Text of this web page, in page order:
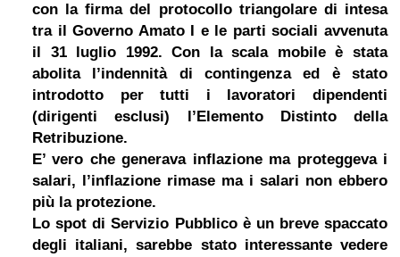
con la firma del protocollo triangolare di intesa
tra il Governo Amato I e le parti sociali avvenuta
il 31 luglio 1992. Con la scala mobile è stata
abolita l’indennità di contingenza ed è stato
introdotto per tutti i lavoratori dipendenti
(dirigenti esclusi) l’Elemento Distinto della
Retribuzione.
E’ vero che generava inflazione ma proteggeva i
salari, l’inflazione rimase ma i salari non ebbero
più la protezione.
Lo spot di Servizio Pubblico è un breve spaccato
degli italiani, sarebbe stato interessante vedere